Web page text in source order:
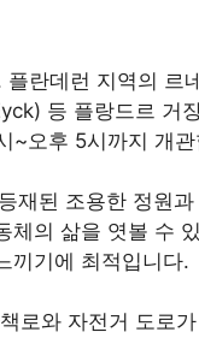
란데런 지역의 르
등 플랑드르 거
~오후 5시까지 개
재된 조용한 정원
의 삶을 엿볼 수
끼기에 최적입니다.
로와 자전거 도로